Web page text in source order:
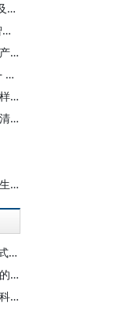
周佑勇：作为标识性概念的“法治自信”及其时代意蕴
郝政 陈阵：依托高价值场景促进人工智能高质量数据集建设
张新宁：以场景为牵引推动科技创新和产业创新深度融合
韩梁 朱瑞卿：东方之约，相约未来—— 中国元首外交的世界情怀与大国气派
关铭闻：点赞！这正是中国体育该有的样子
毕鲁瑶：治河之道，必当审其全局——清代靳辅的治水理念与实践
刘文纪：增强不可移动文物可感可及的生命力
涂凌波 张译匀：智能驱动·中国实践·范式创新：“构建中国新闻传播学自主知识体系”专题研讨会综述
赵春华：中国时尚传播学自主知识体系的内在逻辑与实践路径
田香凝 丁靓琦：何以“中国学派”：多学科视野下中国特色新闻传播学建设的研究